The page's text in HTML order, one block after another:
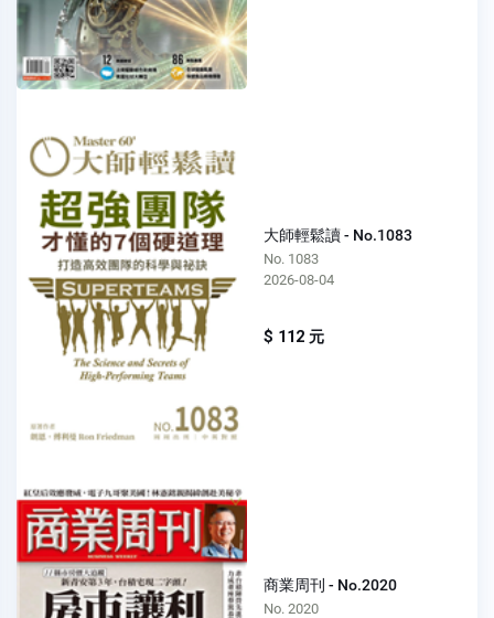
大師輕鬆讀 - No.1083
No. 1083
2026-08-04
$ 112 元
商業周刊 - No.2020
No. 2020